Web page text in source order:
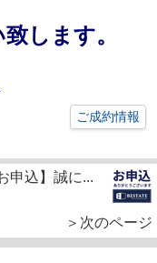
します。
ご成約情報
申込】誠に...
＞次のページ